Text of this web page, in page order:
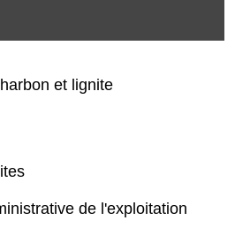
et lignite
de l'exploitation